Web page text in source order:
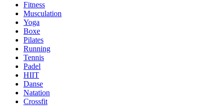
Fitness
Musculation
Yoga
Boxe
Pilates
Running
Tennis
Padel
HIIT
Danse
Natation
Crossfit